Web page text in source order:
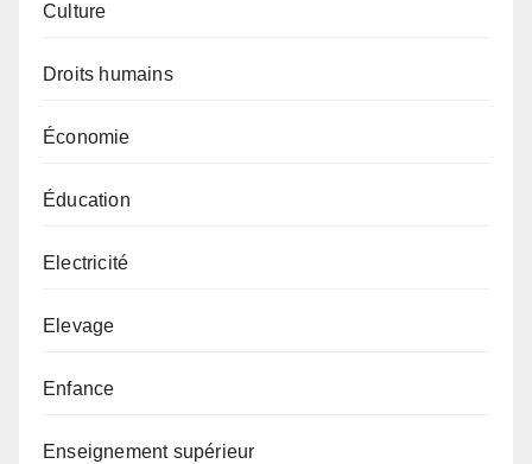
Culture
Droits humains
Économie
Éducation
Electricité
Elevage
Enfance
Enseignement supérieur